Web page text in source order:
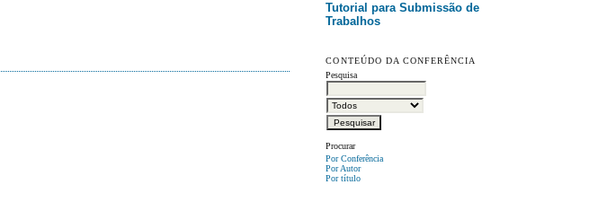
Tutorial para Submissão de
Trabalhos
CONTEÚDO DA CONFERÊNCIA
Pesquisa
Procurar
Por Conferência
Por Autor
Por título